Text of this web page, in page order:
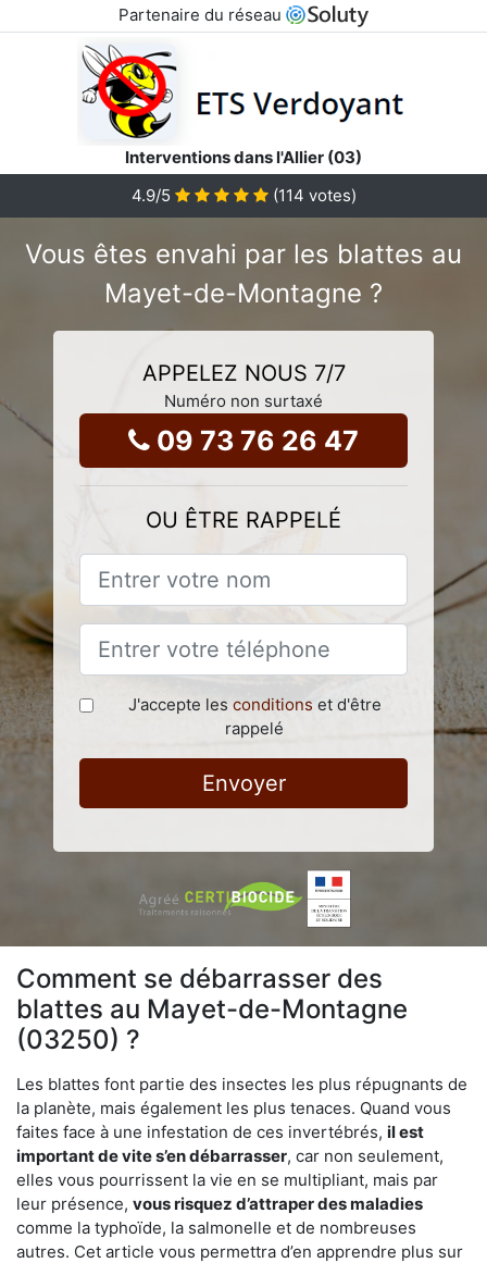
Partenaire du réseau
Interventions dans l'Allier (03)
4.9/5 (114 votes)
Vous êtes envahi par les blattes au
Mayet-de-Montagne ?
APPELEZ NOUS 7/7
Numéro non surtaxé
09 73 76 26 47
OU ÊTRE RAPPELÉ
J'accepte les conditions et d'être
rappelé
Envoyer
Comment se débarrasser des
blattes au Mayet-de-Montagne
(03250) ?
Les blattes font partie des insectes les plus répugnants de
la planète, mais également les plus tenaces. Quand vous
faites face à une infestation de ces invertébrés, il est
important de vite s’en débarrasser, car non seulement,
elles vous pourrissent la vie en se multipliant, mais par
leur présence, vous risquez d’attraper des maladies
comme la typhoïde, la salmonelle et de nombreuses
autres. Cet article vous permettra d’en apprendre plus sur